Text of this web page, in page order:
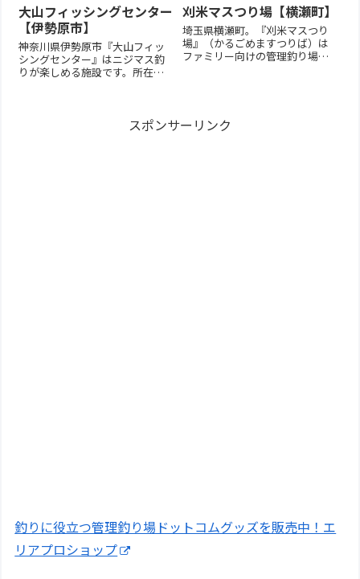
大山フィッシングセンター
【伊勢原市】
神奈川県伊勢原市『大山フィッ
シングセンター』はニジマス釣
りが楽しめる施設です。所在地
刈米マスつり場【横瀬町】
埼玉県横瀬町。『刈米マスつり
場』（かるごめますつりば）は
ファミリー向けの管理釣り場。
スポンサーリンク
釣りに役立つ管理釣り場ドットコムグッズを販売中！エ
リアプロショップ